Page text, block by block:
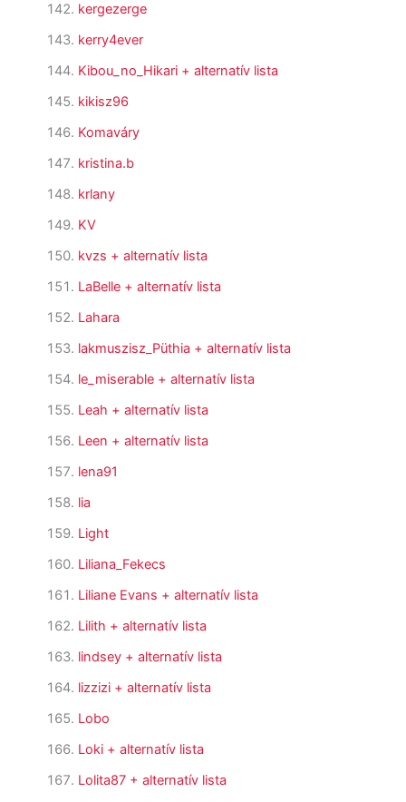
kergezerge
kerry4ever
Kibou_no_Hikari + alternatív lista
kikisz96
Komaváry
kristina.b
krlany
KV
kvzs + alternatív lista
LaBelle + alternatív lista
Lahara
lakmuszisz_Püthia + alternatív lista
le_miserable + alternatív lista
Leah + alternatív lista
Leen + alternatív lista
lena91
lia
Light
Liliana_Fekecs
Liliane Evans + alternatív lista
Lilith + alternatív lista
lindsey + alternatív lista
lizzizi + alternatív lista
Lobo
Loki + alternatív lista
Lolita87 + alternatív lista